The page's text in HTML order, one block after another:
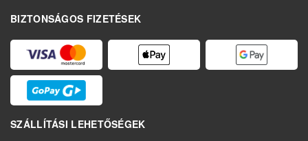
BIZTONSÁGOS FIZETÉSEK
SZÁLLÍTÁSI LEHETŐSÉGEK